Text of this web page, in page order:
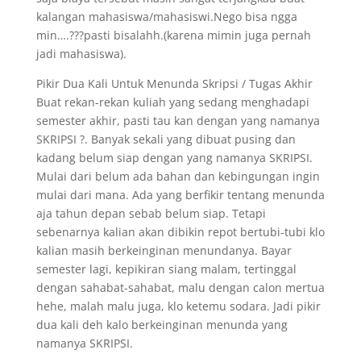
kalangan mahasiswa/mahasiswi.Nego bisa ngga
min….???pasti bisalahh.(karena mimin juga pernah
jadi mahasiswa).
Pikir Dua Kali Untuk Menunda Skripsi / Tugas Akhir
Buat rekan-rekan kuliah yang sedang menghadapi
semester akhir, pasti tau kan dengan yang namanya
SKRIPSI ?. Banyak sekali yang dibuat pusing dan
kadang belum siap dengan yang namanya SKRIPSI.
Mulai dari belum ada bahan dan kebingungan ingin
mulai dari mana. Ada yang berfikir tentang menunda
aja tahun depan sebab belum siap. Tetapi
sebenarnya kalian akan dibikin repot bertubi-tubi klo
kalian masih berkeinginan menundanya. Bayar
semester lagi, kepikiran siang malam, tertinggal
dengan sahabat-sahabat, malu dengan calon mertua
hehe, malah malu juga, klo ketemu sodara. Jadi pikir
dua kali deh kalo berkeinginan menunda yang
namanya SKRIPSI.